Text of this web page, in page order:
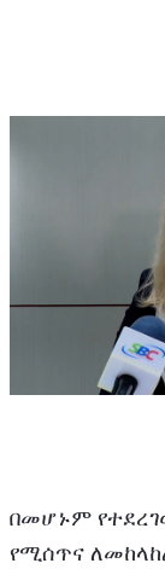
በመሆኑም
የሚሰጥና